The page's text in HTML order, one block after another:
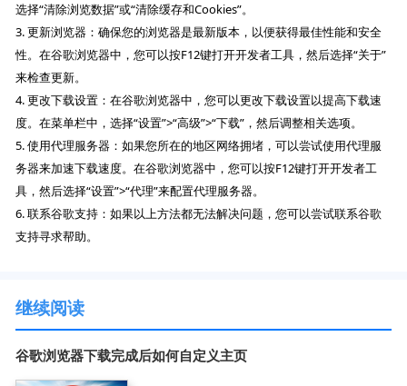
选择“清除浏览数据”或“清除缓存和Cookies”。
3. 更新浏览器：确保您的浏览器是最新版本，以便获得最佳性能和安全
性。在谷歌浏览器中，您可以按F12键打开开发者工具，然后选择“关于”
来检查更新。
4. 更改下载设置：在谷歌浏览器中，您可以更改下载设置以提高下载速
度。在菜单栏中，选择“设置”>“高级”>“下载”，然后调整相关选项。
5. 使用代理服务器：如果您所在的地区网络拥堵，可以尝试使用代理服
务器来加速下载速度。在谷歌浏览器中，您可以按F12键打开开发者工
具，然后选择“设置”>“代理”来配置代理服务器。
6. 联系谷歌支持：如果以上方法都无法解决问题，您可以尝试联系谷歌
支持寻求帮助。
继续阅读
谷歌浏览器下载完成后如何自定义主页